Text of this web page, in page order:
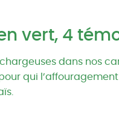
vert, 4
dans nos
qui